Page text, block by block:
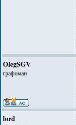
OlegSGV
графоман
lord